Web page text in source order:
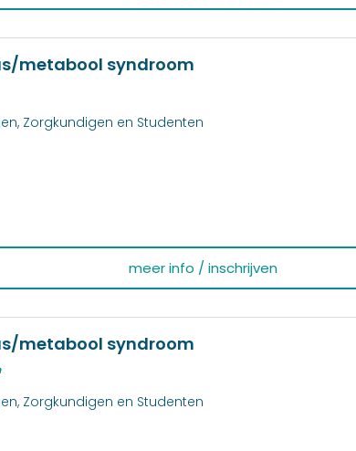
metabool syndroom
Zorgkundigen en Studenten
meer info / inschrijven
metabool syndroom
Zorgkundigen en Studenten